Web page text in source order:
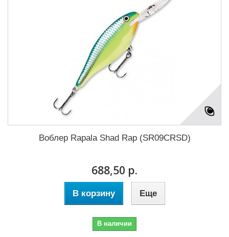
Воблер Rapala Shad Rap (SR09CRSD)
688,50 р.
В корзину Еще
В наличии